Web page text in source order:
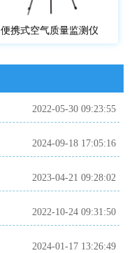
便携式空气质量监测仪
2022-05-30 09:23:55
2024-09-18 17:05:16
2023-04-21 09:28:02
2022-10-24 09:31:50
2024-01-17 13:26:49